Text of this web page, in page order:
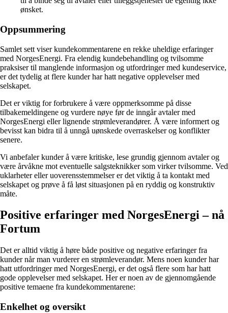
ønsket.
Oppsummering
Samlet sett viser kundekommentarene en rekke uheldige erfaringer
med NorgesEnergi. Fra elendig kundebehandling og tvilsomme
praksiser til manglende informasjon og utfordringer med kundeservice,
er det tydelig at flere kunder har hatt negative opplevelser med
selskapet.
Det er viktig for forbrukere å være oppmerksomme på disse
tilbakemeldingene og vurdere nøye før de inngår avtaler med
NorgesEnergi eller lignende strømleverandører. Å være informert og
bevisst kan bidra til å unngå uønskede overraskelser og konflikter
senere.
Vi anbefaler kunder å være kritiske, lese grundig gjennom avtaler og
være årvåkne mot eventuelle salgsteknikker som virker tvilsomme. Ved
uklarheter eller uoverensstemmelser er det viktig å ta kontakt med
selskapet og prøve å få løst situasjonen på en ryddig og konstruktiv
måte.
Positive erfaringer med NorgesEnergi – nå
Fortum
Det er alltid viktig å høre både positive og negative erfaringer fra
kunder når man vurderer en strømleverandør. Mens noen kunder har
hatt utfordringer med NorgesEnergi, er det også flere som har hatt
gode opplevelser med selskapet. Her er noen av de gjennomgående
positive temaene fra kundekommentarene:
Enkelhet og oversikt